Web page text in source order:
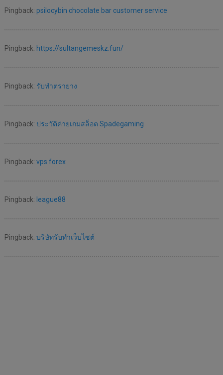
Pingback: psilocybin chocolate bar customer service
Pingback: https://sultangemeskz.fun/
Pingback: รับทำตรายาง
Pingback: ประวัติค่ายเกมสล็อต Spadegaming
Pingback: vps forex
Pingback: league88
Pingback: บริษัทรับทำเว็บไซต์